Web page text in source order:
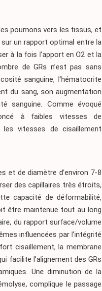
poumons vers les tissus, et
un rapport optimal entre la
à la fois l’apport en O2 et la
de GRs n’est pas sans
sanguine, l’hématocrite
du sang, son augmentation
sanguine. Comme évoqué
à faibles vitesses de
les vitesses de cisaillement
et de diamètre d’environ 7-8
des capillaires très étroits,
capacité de déformabilité,
être maintenue tout au long
du rapport surface/volume
influencées par l’intégrité
cisaillement, la membrane
facilite l’alignement des GRs
Une diminution de la
complique le passage